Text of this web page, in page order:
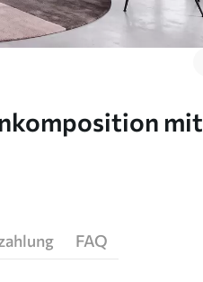
mit
FAQ